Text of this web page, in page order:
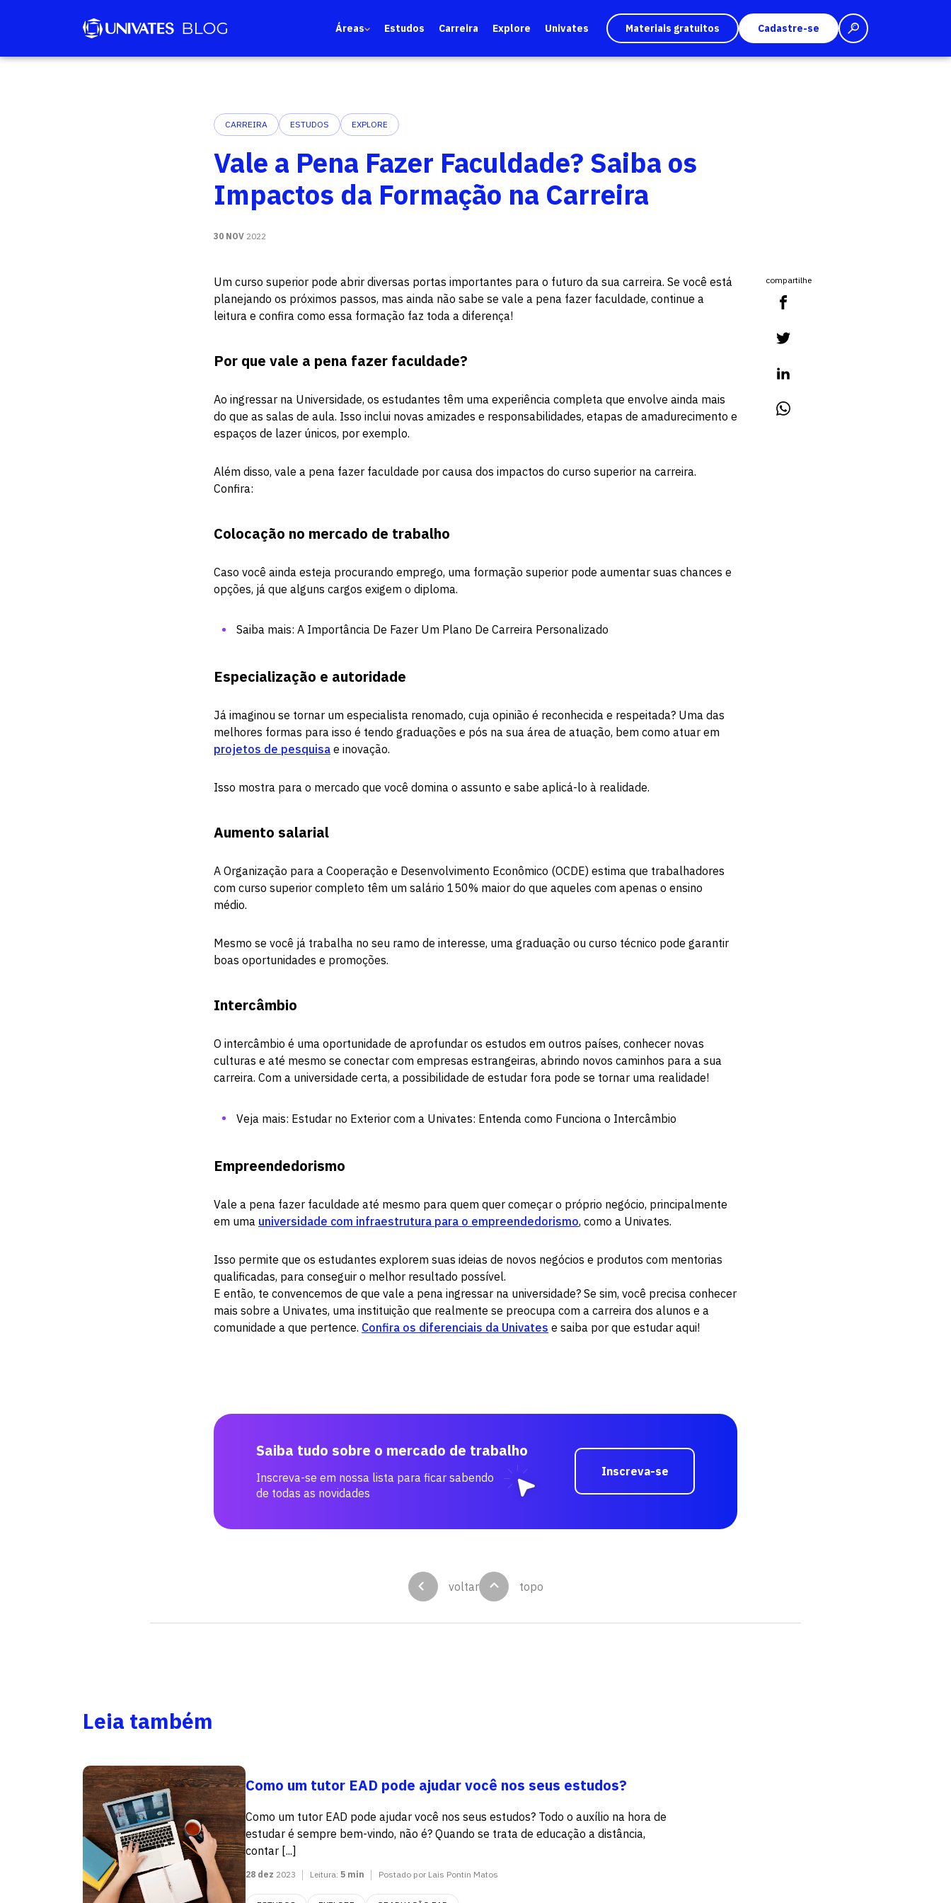
Áreas Estudos Carreira Explore Univates Materiais gratuitos Cadastre-se
CARREIRA ESTUDOS EXPLORE
Vale a Pena Fazer Faculdade? Saiba os
Impactos da Formação na Carreira
30 NOV 2022
Um curso superior pode abrir diversas portas importantes para o futuro da sua carreira. Se você está
planejando os próximos passos, mas ainda não sabe se vale a pena fazer faculdade, continue a
leitura e confira como essa formação faz toda a diferença!
Por que vale a pena fazer faculdade?
Ao ingressar na Universidade, os estudantes têm uma experiência completa que envolve ainda mais
do que as salas de aula. Isso inclui novas amizades e responsabilidades, etapas de amadurecimento e
espaços de lazer únicos, por exemplo.
Além disso, vale a pena fazer faculdade por causa dos impactos do curso superior na carreira.
Confira:
Colocação no mercado de trabalho
Caso você ainda esteja procurando emprego, uma formação superior pode aumentar suas chances e
opções, já que alguns cargos exigem o diploma.
Saiba mais: A Importância De Fazer Um Plano De Carreira Personalizado
Especialização e autoridade
Já imaginou se tornar um especialista renomado, cuja opinião é reconhecida e respeitada? Uma das
melhores formas para isso é tendo graduações e pós na sua área de atuação, bem como atuar em
projetos de pesquisa e inovação.
Isso mostra para o mercado que você domina o assunto e sabe aplicá-lo à realidade.
Aumento salarial
A Organização para a Cooperação e Desenvolvimento Econômico (OCDE) estima que trabalhadores
com curso superior completo têm um salário 150% maior do que aqueles com apenas o ensino
médio.
Mesmo se você já trabalha no seu ramo de interesse, uma graduação ou curso técnico pode garantir
boas oportunidades e promoções.
Intercâmbio
O intercâmbio é uma oportunidade de aprofundar os estudos em outros países, conhecer novas
culturas e até mesmo se conectar com empresas estrangeiras, abrindo novos caminhos para a sua
carreira. Com a universidade certa, a possibilidade de estudar fora pode se tornar uma realidade!
Veja mais: Estudar no Exterior com a Univates: Entenda como Funciona o Intercâmbio
Empreendedorismo
Vale a pena fazer faculdade até mesmo para quem quer começar o próprio negócio, principalmente
em uma universidade com infraestrutura para o empreendedorismo, como a Univates.
Isso permite que os estudantes explorem suas ideias de novos negócios e produtos com mentorias
qualificadas, para conseguir o melhor resultado possível.
E então, te convencemos de que vale a pena ingressar na universidade? Se sim, você precisa conhecer
mais sobre a Univates, uma instituição que realmente se preocupa com a carreira dos alunos e a
comunidade a que pertence. Confira os diferenciais da Univates e saiba por que estudar aqui!
compartilhe
Saiba tudo sobre o mercado de trabalho
Inscreva-se em nossa lista para ficar sabendo
de todas as novidades
Inscreva-se
voltar topo
Leia também
Como um tutor EAD pode ajudar você nos seus estudos?
Como um tutor EAD pode ajudar você nos seus estudos? Todo o auxílio na hora de
estudar é sempre bem-vindo, não é? Quando se trata de educação a distância,
contar [...]
28 dez 2023 Leitura: 5 min Postado por Lais Pontin Matos